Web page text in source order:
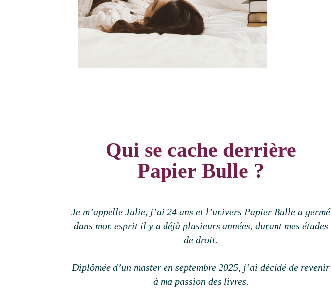
Qui se cache derrière
Papier Bulle ?
Je m’appelle Julie, j’ai 24 ans et l’univers Papier Bulle a germé
dans mon esprit il y a déjà plusieurs années, durant mes études
de droit.
Diplômée d’un master en septembre 2025, j’ai décidé de revenir
à ma passion des livres.